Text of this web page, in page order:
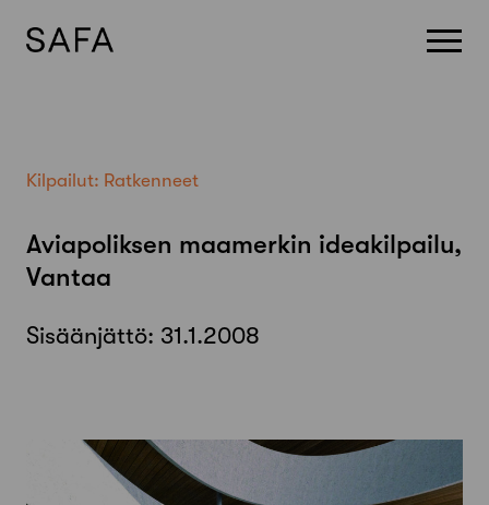
Kilpailut: Ratkenneet
Aviapoliksen maamerkin ideakilpailu,
Vantaa
Sisäänjättö: 31.1.2008